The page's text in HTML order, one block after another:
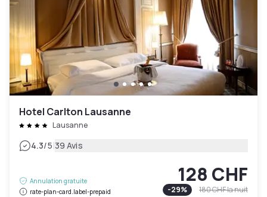
Hotel Carlton Lausanne
Lausanne
4.3/5|39 Avis
Annulation gratuite
rate-plan-card.label-prepaid
128 CHF
-29% 180 CHFla nuit